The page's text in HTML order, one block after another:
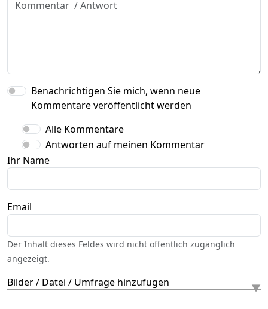
Benachrichtigen Sie mich, wenn neue
Kommentare veröffentlicht werden
Alle Kommentare
Antworten auf meinen Kommentar
Ihr Name
Email
Der Inhalt dieses Feldes wird nicht öffentlich zugänglich
angezeigt.
Bilder / Datei / Umfrage hinzufügen